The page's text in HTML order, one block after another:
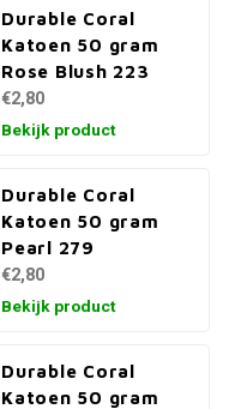
Durable Coral
Katoen 50 gram
Rose Blush 223
€2,80
Bekijk product
Durable Coral
Katoen 50 gram
Pearl 279
€2,80
Bekijk product
Durable Coral
Katoen 50 gram